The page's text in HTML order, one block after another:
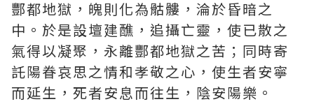
酆都地獄，魄則化為骷髏，淪於昏暗之
中。於是設壇建醮，追攝亡靈，使已散之
氣得以凝聚，永離酆都地獄之苦；同時寄
託陽眷哀思之情和孝敬之心，使生者安寧
而延生，死者安息而往生，陰安陽樂。